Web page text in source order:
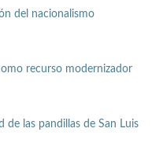
del nacionalismo
recurso modernizador
de las pandillas de San Luis